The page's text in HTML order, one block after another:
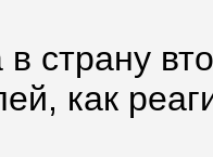
в страну
как